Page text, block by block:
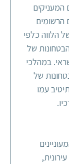
המעניקים
הרשומים
הלווה כלפי
של
במהלכי
של
עמו